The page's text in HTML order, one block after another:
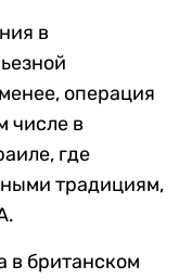
в
операция
числе в
где
традициям,
в британском